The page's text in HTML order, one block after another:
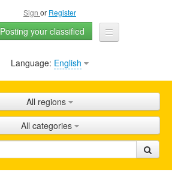
Sign or Register
Posting your classified
Home
Shops
Promotion
FAQ
Language: English
All regions
All categories